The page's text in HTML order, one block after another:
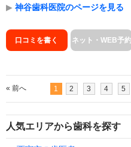
▶ 神谷歯科医院のページを見る
口コミを書く ネット・WEB予約
« 前へ 1 2 3 4 5
人気エリアから歯科を探す